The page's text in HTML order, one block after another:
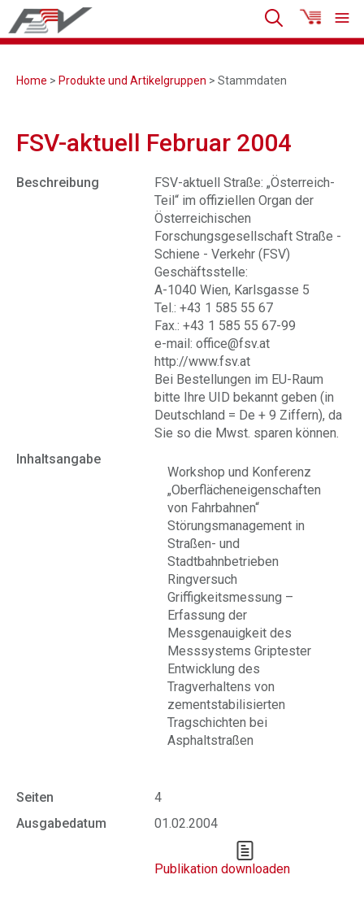
Home > Produkte und Artikelgruppen > Stammdaten
FSV-aktuell Februar 2004
Beschreibung
FSV-aktuell Straße: „Österreich-
Teil“ im offiziellen Organ der
Österreichischen
Forschungsgesellschaft Straße -
Schiene - Verkehr (FSV)
Geschäftsstelle:
A-1040 Wien, Karlsgasse 5
Tel.: +43 1 585 55 67
Fax.: +43 1 585 55 67-99
e-mail: office@fsv.at
http://www.fsv.at
Bei Bestellungen im EU-Raum
bitte Ihre UID bekannt geben (in
Deutschland = De + 9 Ziffern), da
Sie so die Mwst. sparen können.
Inhaltsangabe
Workshop und Konferenz
„Oberflächeneigenschaften
von Fahrbahnen“
Störungsmanagement in
Straßen- und
Stadtbahnbetrieben
Ringversuch
Griffigkeitsmessung –
Erfassung der
Messgenauigkeit des
Messsystems Griptester
Entwicklung des
Tragverhaltens von
zementstabilisierten
Tragschichten bei
Asphaltstraßen
Seiten
4
Ausgabedatum
01.02.2004
Publikation downloaden